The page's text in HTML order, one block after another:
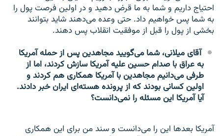
احتیاج داریم و شما به ما قرض دهید و در اولین فرصت پول را
به شما پس خواهیم داد. حتی وعده می‌دهند شاید بتوانند
بخشی از پول را قبل از موفقیت انقلاب پس دهند.
آقای میلانی، شما می‌گویید مجاهدین پس از حمله آمریکا
به عراق با صدام حسین علیه آمریکا سازش کردند، اما از
طرفی می‌دانیم مجاهدین با آمریکا همکاری هم کردند و
اولین کسانی بودند که از پرونده هسته‌ای ایران خبر دادند.
آیا آمریکا این مسئله را نمی‌دانست؟
آمریکا بعد‌ها این را می‌دانست و سند من برای این همکاری